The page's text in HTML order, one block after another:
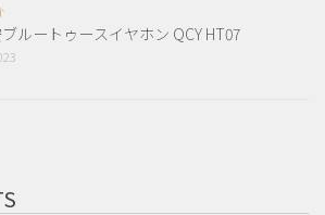
ルートゥースイヤホン QCY HT07